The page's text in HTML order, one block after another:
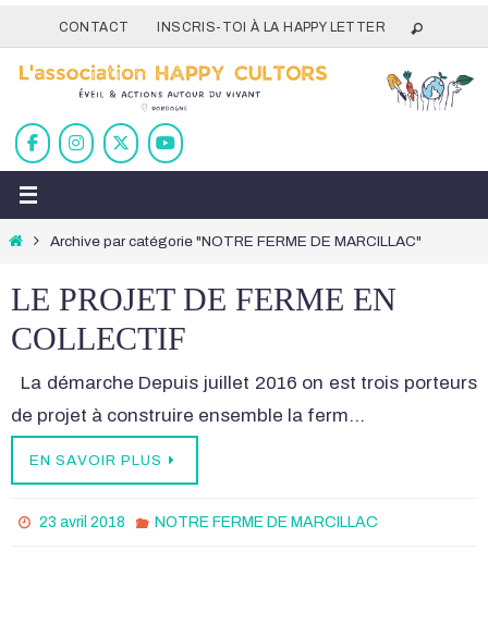
vers
contenu
CONTACT INSCRIS-TOI À LA HAPPY LETTER
HomeArchive par catégorie "NOTRE FERME DE MARCILLAC"
LE PROJET DE FERME EN
COLLECTIF
La démarche Depuis juillet 2016 on est trois porteurs
de projet à construire ensemble la ferm…
EN SAVOIR PLUS
23 avril 2018 NOTRE FERME DE MARCILLAC